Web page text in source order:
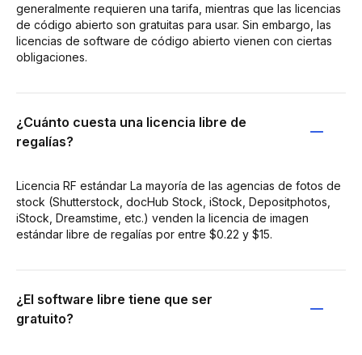
generalmente requieren una tarifa, mientras que las licencias
de código abierto son gratuitas para usar. Sin embargo, las
licencias de software de código abierto vienen con ciertas
obligaciones.
¿Cuánto cuesta una licencia libre de
regalías?
Licencia RF estándar La mayoría de las agencias de fotos de
stock (Shutterstock, docHub Stock, iStock, Depositphotos,
iStock, Dreamstime, etc.) venden la licencia de imagen
estándar libre de regalías por entre $0.22 y $15.
¿El software libre tiene que ser
gratuito?